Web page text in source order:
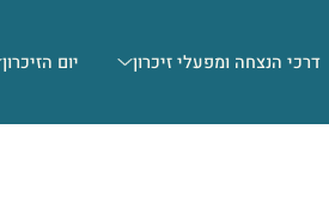
דרכי הנצחה ומפעלי זיכרון יום הזיכרון